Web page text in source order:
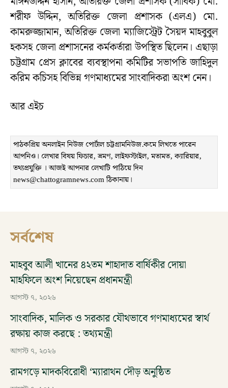
শরীফ উদ্দিন, অতিরিক্ত জেলা প্রশাসক (এলএ) মো.
কামরুজ্জামান, অতিরিক্ত জেলা ম্যাজিস্ট্রেট সৈয়দ মাহবুবুল
হকসহ জেলা প্রশাসনের কর্মকর্তারা উপস্থিত ছিলেন। এছাড়া
চট্টগ্রাম প্রেস ক্লাবের ব্যবস্থাপনা কমিটির সভাপতি জাহিদুল
করিম কচিসহ বিভিন্ন গণমাধ্যমের সাংবাদিকরা অংশ নেন।
আর এইচ
পাঠকপ্রিয় অনলাইন নিউজ পোর্টাল চট্টগ্রামনিউজ.কমে লিখতে পারেন
আপনিও। লেখার বিষয় ফিচার, ভ্রমণ, লাইফস্টাইল, মতামত, ক্যারিয়ার,
তথ্যপ্রযুক্তি । আজই আপনার লেখাটি পাঠিয়ে দিন
news@chattogramnews.com ঠিকানায়।
সর্বশেষ
মাহবুব আলী খানের ৪২তম শাহাদাত বার্ষিকীর দোয়া
মাহফিলে অংশ নিয়েছেন প্রধানমন্ত্রী
আগস্ট ৭, ২০২৬
সাংবাদিক, মালিক ও সরকার যৌথভাবে গণমাধ্যমের স্বার্থ
রক্ষায় কাজ করছে : তথ্যমন্ত্রী
আগস্ট ৭, ২০২৬
রামগড়ে মাদকবিরোধী ‘ম্যারাথন দৌড় অনুষ্ঠিত